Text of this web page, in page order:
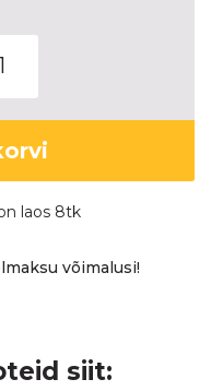
laos 8tk
võimalusi!
siit: